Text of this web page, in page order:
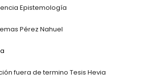
Epistemología
Pérez Nahuel
fuera de termino Tesis Hevia